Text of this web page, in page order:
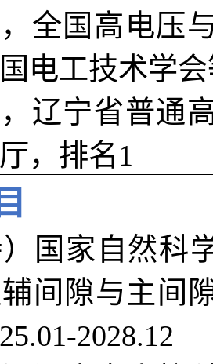
全国高电压
电工技术学
辽宁省普通
，排名1
）国家自然科
间隙与主间
5.01-2028.12